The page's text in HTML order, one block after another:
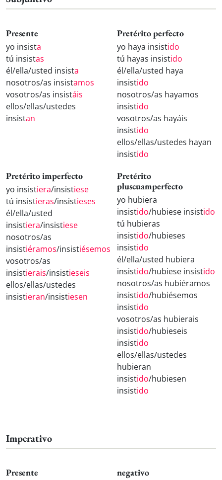
Presente
yo insista
tú insistas
él/ella/usted insista
nosotros/as insistamos
vosotros/as insistáis
ellos/ellas/ustedes
insistan
Pretérito perfecto
yo haya insistido
tú hayas insistido
él/ella/usted haya
insistido
nosotros/as hayamos
insistido
vosotros/as hayáis
insistido
ellos/ellas/ustedes hayan
insistido
Pretérito imperfecto
yo insistiera/insistiese
tú insistieras/insistieses
él/ella/usted
insistiera/insistiese
nosotros/as
insistiéramos/insistiésemos
vosotros/as
insistierais/insistieseis
ellos/ellas/ustedes
insistieran/insistiesen
Pretérito
pluscuamperfecto
yo hubiera
insistido/hubiese insistido
tú hubieras
insistido/hubieses
insistido
él/ella/usted hubiera
insistido/hubiese insistido
nosotros/as hubiéramos
insistido/hubiésemos
insistido
vosotros/as hubierais
insistido/hubieseis
insistido
ellos/ellas/ustedes
hubieran
insistido/hubiesen
insistido
Imperativo
Presente negativo